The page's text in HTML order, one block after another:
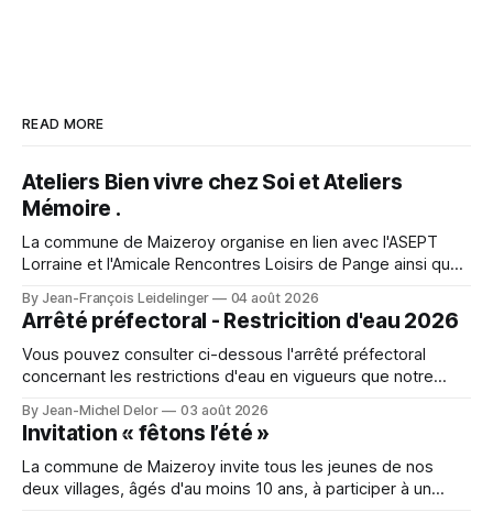
READ MORE
Ateliers Bien vivre chez Soi et Ateliers
Mémoire .
La commune de Maizeroy organise en lien avec l'ASEPT
Lorraine et l'Amicale Rencontres Loisirs de Pange ainsi que
ateliers. Ceux ci se dérouleront à Maizeroy pour la partie
Bien vivre chez soi et à Pange pour l'
By Jean-François Leidelinger 04 août 2026
Arrêté préfectoral - Restricition d'eau 2026
Vous pouvez consulter ci-dessous l'arrêté préfectoral
concernant les restrictions d'eau en vigueurs que notre
with comfort during events or photo shoots. Lighting can
change how textures and colours appear in photographs.
For event preparation, Space Ereshkigal cosplay
By Jean-Michel Delor 03 août 2026
Invitation « fêtons l’été »
La commune de Maizeroy invite tous les jeunes de nos
deux villages, âgés d'au moins 10 ans, à participer à un